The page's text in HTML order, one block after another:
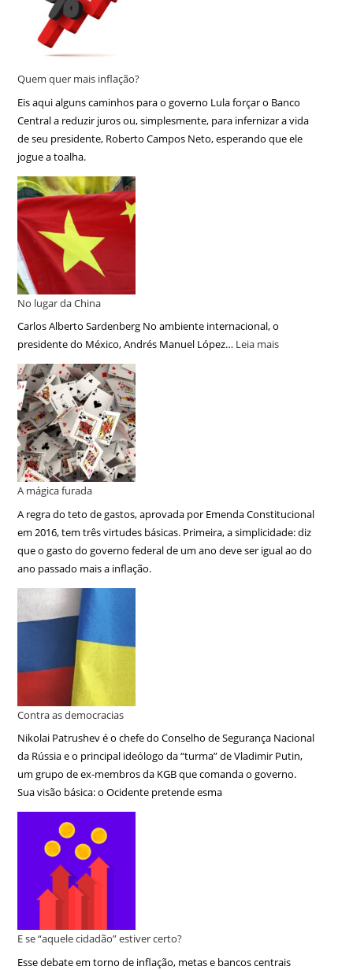
Quem quer mais inflação?
Eis aqui alguns caminhos para o governo Lula forçar o Banco
Central a reduzir juros ou, simplesmente, para infernizar a vida
de seu presidente, Roberto Campos Neto, esperando que ele
jogue a toalha.
No lugar da China
Carlos Alberto Sardenberg No ambiente internacional, o
presidente do México, Andrés Manuel López… Leia mais
A mágica furada
A regra do teto de gastos, aprovada por Emenda Constitucional
em 2016, tem três virtudes básicas. Primeira, a simplicidade: diz
que o gasto do governo federal de um ano deve ser igual ao do
ano passado mais a inflação.
Contra as democracias
Nikolai Patrushev é o chefe do Conselho de Segurança Nacional
da Rússia e o principal ideólogo da “turma” de Vladimir Putin,
um grupo de ex-membros da KGB que comanda o governo.
Sua visão básica: o Ocidente pretende esma
E se “aquele cidadão” estiver certo?
Esse debate em torno de inflação, metas e bancos centrais